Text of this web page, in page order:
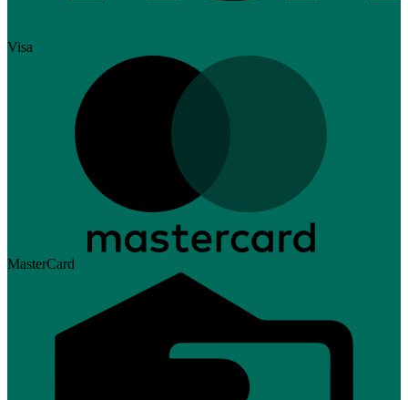
Visa
MasterCard